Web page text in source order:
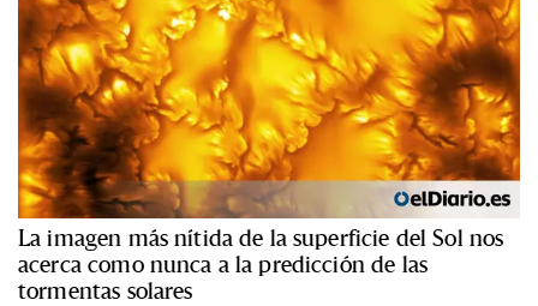
La imagen más nítida de la superficie del Sol nos
acerca como nunca a la predicción de las
tormentas solares